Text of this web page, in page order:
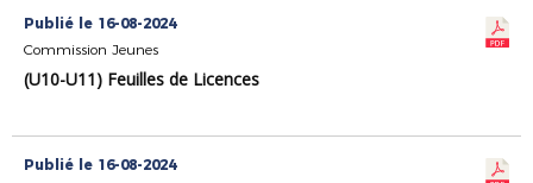
Publié le 16-08-2024
Commission Jeunes
(U10-U11) Feuilles de Licences
Publié le 16-08-2024